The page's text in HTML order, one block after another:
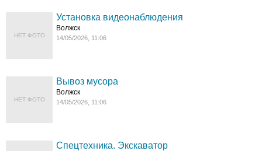
НЕТ ФОТО
Установка видеонаблюдения
Волжск
14/05/2026, 11:06
НЕТ ФОТО
Вывоз мусора
Волжск
14/05/2026, 11:06
Спецтехника. Экскаватор